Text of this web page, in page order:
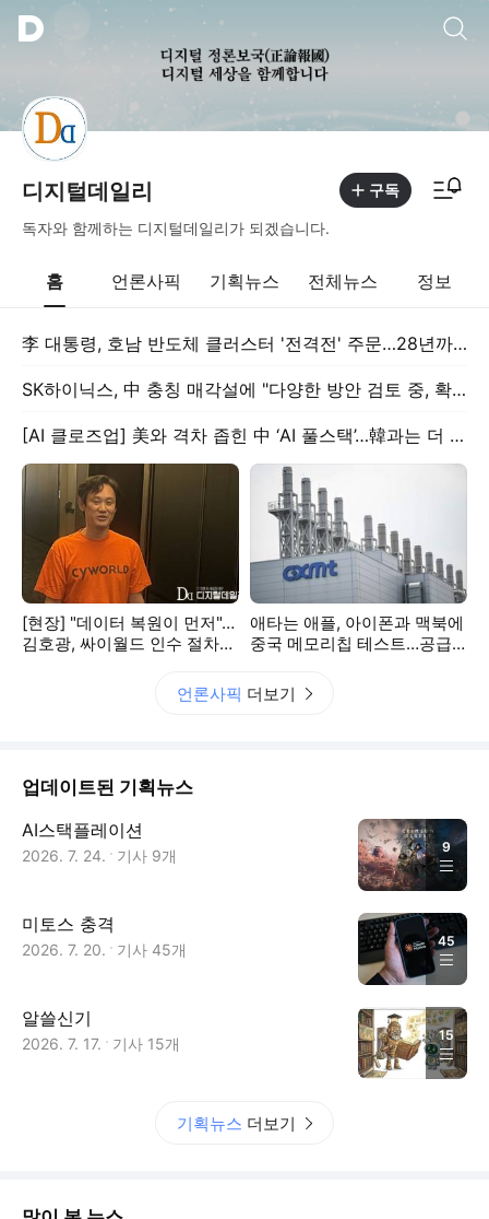
디지털데일리 구독
독자와 함께하는 디지털데일리가 되겠습니다.
홈 언론사픽 기획뉴스 전체뉴스 정보
李 대통령, 호남 반도체 클러스터 '전격전' 주문…28년까지 광주 군공항 임시 이전 지시
SK하이닉스, 中 충칭 매각설에 "다양한 방안 검토 중, 확정된 바 없다"
[AI 클로즈업] 美와 격차 좁힌 中 ‘AI 풀스택’…韓과는 더 벌어져
[현장] "데이터 복원이 먼저"…
김호광, 싸이월드 인수 절차
애타는 애플, 아이폰과 맥북에
중국 메모리칩 테스트…공급
언론사픽 더보기
업데이트된 기획뉴스
AI스택플레이션
2026. 7. 24. 기사 9개 9
미토스 충격
2026. 7. 20. 기사 45개 45
알쓸신기
2026. 7. 17. 기사 15개 15
기획뉴스 더보기